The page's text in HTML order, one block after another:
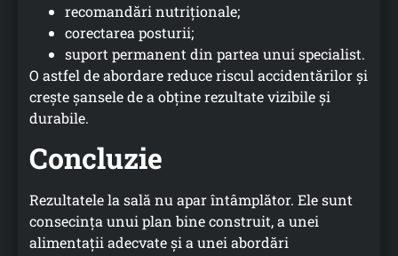
recomandări nutriționale;
corectarea posturii;
suport permanent din partea unui specialist.
O astfel de abordare reduce riscul accidentărilor și
crește șansele de a obține rezultate vizibile și
durabile.
Concluzie
Rezultatele la sală nu apar întâmplător. Ele sunt
consecința unui plan bine construit, a unei
alimentații adecvate și a unei abordări